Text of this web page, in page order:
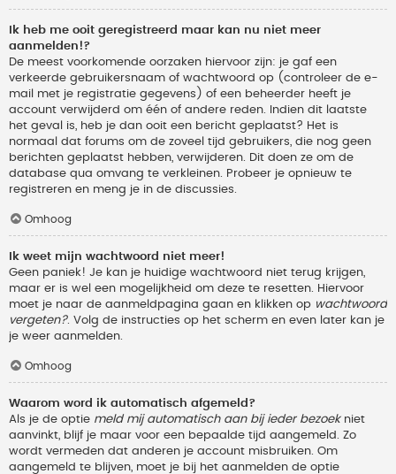
Ik heb me ooit geregistreerd maar kan nu niet meer
aanmelden!?
De meest voorkomende oorzaken hiervoor zijn: je gaf een
verkeerde gebruikersnaam of wachtwoord op (controleer de e-
mail met je registratie gegevens) of een beheerder heeft je
account verwijderd om één of andere reden. Indien dit laatste
het geval is, heb je dan ooit een bericht geplaatst? Het is
normaal dat forums om de zoveel tijd gebruikers, die nog geen
berichten geplaatst hebben, verwijderen. Dit doen ze om de
database qua omvang te verkleinen. Probeer je opnieuw te
registreren en meng je in de discussies.
Omhoog
Ik weet mijn wachtwoord niet meer!
Geen paniek! Je kan je huidige wachtwoord niet terug krijgen,
maar er is wel een mogelijkheid om deze te resetten. Hiervoor
moet je naar de aanmeldpagina gaan en klikken op wachtwoord
vergeten?. Volg de instructies op het scherm en even later kan je
je weer aanmelden.
Omhoog
Waarom word ik automatisch afgemeld?
Als je de optie meld mij automatisch aan bij ieder bezoekniet
aanvinkt, blijf je maar voor een bepaalde tijd aangemeld. Zo
wordt vermeden dat anderen je account misbruiken. Om
aangemeld te blijven, moet je bij het aanmelden de optie